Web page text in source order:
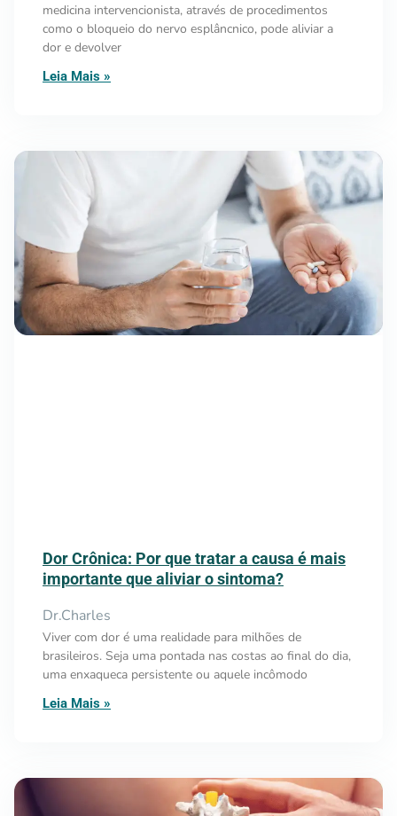
medicina intervencionista, através de procedimentos
como o bloqueio do nervo esplâncnico, pode aliviar a
dor e devolver
Leia Mais »
Dor Crônica: Por que tratar a causa é mais
importante que aliviar o sintoma?
Dr.Charles
Viver com dor é uma realidade para milhões de
brasileiros. Seja uma pontada nas costas ao final do dia,
uma enxaqueca persistente ou aquele incômodo
Leia Mais »